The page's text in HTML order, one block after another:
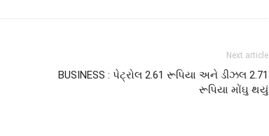
Next article
BUSINESS : પેટ્રોલ 2.61 રૂપિયા અને ડીઝલ 2.71
રૂપિયા મોંઘુ થયું